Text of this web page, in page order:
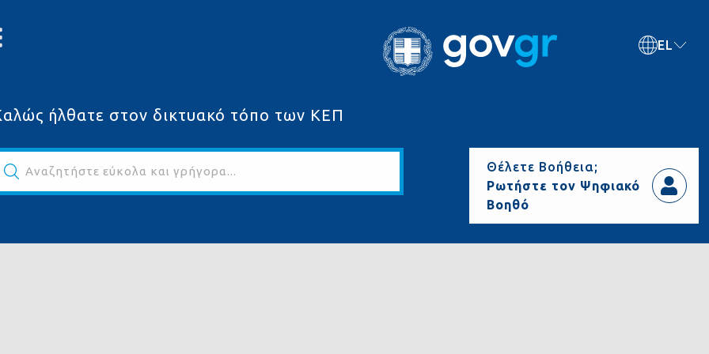
ήλθατε στον δικτυακό τόπο των ΚΕΠ
Αναζητήστε εύκολα και γρήγορα...
EL
Θέλετε Βοήθεια;
Ρωτήστε τον Ψηφιακό
Βοηθό